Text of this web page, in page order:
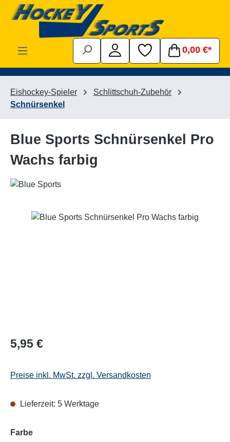
Zum Hauptinhalt springen
0,00 €*
Eishockey-Spieler
Schlittschuh-Zubehör
Schnürsenkel
Blue Sports Schnürsenkel Pro
Wachs farbig
Bildergalerie überspringen
Regulärer Preis:
5,95 €
Preise inkl. MwSt. zzgl. Versandkosten
Lieferzeit: 5 Werktage
Farbeauswählen